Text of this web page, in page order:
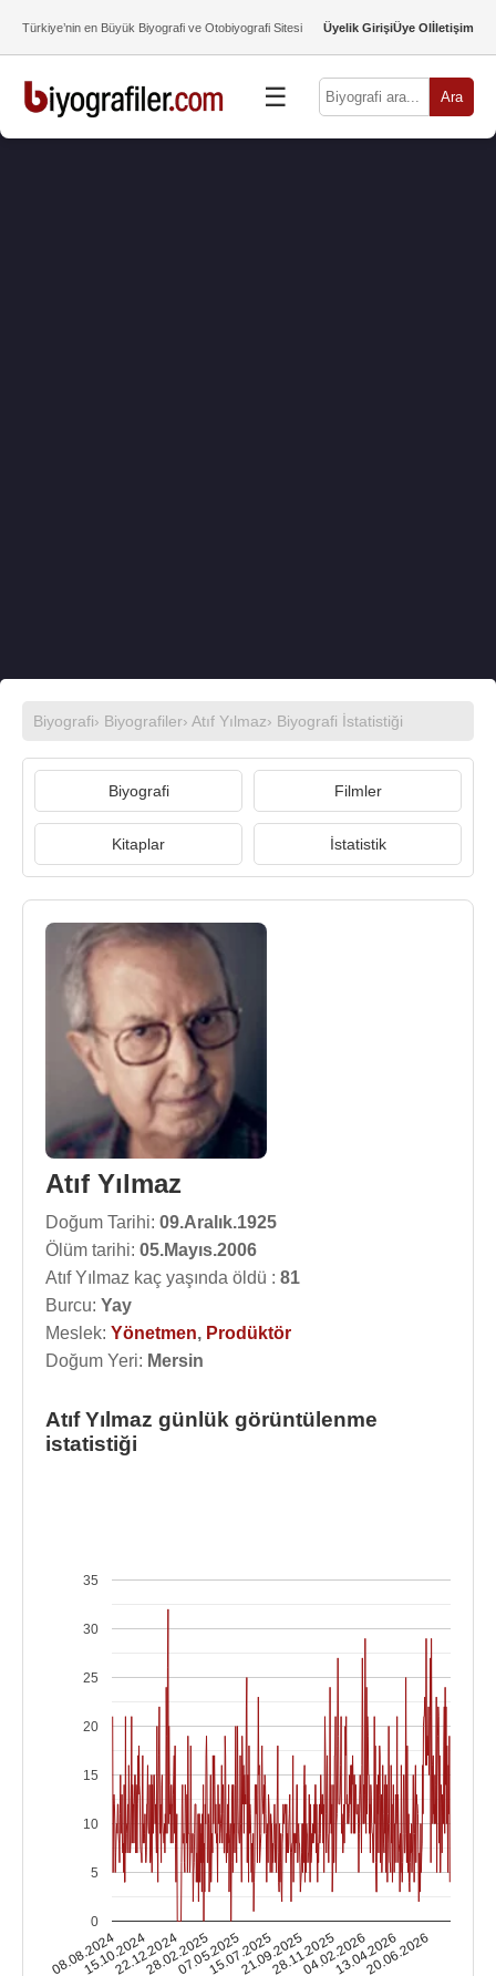
Türkiye’nin en Büyük Biyografi ve Otobiyografi Sitesi Üyelik GirişiÜye Olİletişim
☰ Ara
Biyografi› Biyografiler› Atıf Yılmaz› Biyografi İstatistiği
Biyografi Filmler
Kitaplar İstatistik
Atıf Yılmaz
Doğum Tarihi: 09.Aralık.1925
Ölüm tarihi: 05.Mayıs.2006
Atıf Yılmaz kaç yaşında öldü : 81
Burcu: Yay
Meslek: Yönetmen, Prodüktör
Doğum Yeri: Mersin
Atıf Yılmaz günlük görüntülenme
istatistiği
08.08.2024
15.10.202422.12.202428.02.202507.05.202515.07.202521.09.202528.11.202504.02.202613.04.2026
20.06.2026
0
5
10
15
20
25
30
35